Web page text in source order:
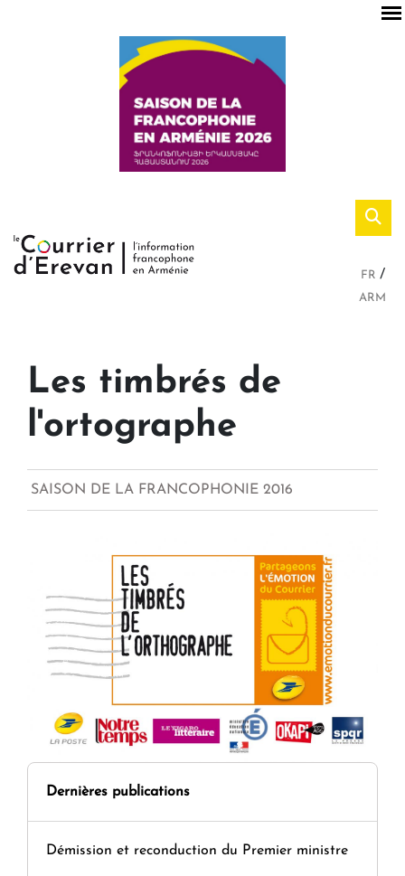
FR
ARM
Les timbrés de
l'ortographe
SAISON DE LA FRANCOPHONIE 2016
Dernières publications
Démission et reconduction du Premier ministre